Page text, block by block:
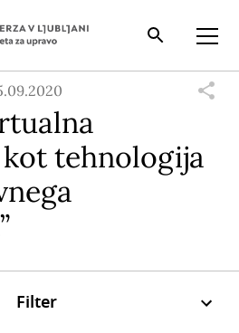
Iskalnik Odpri
tehnologija
Filter